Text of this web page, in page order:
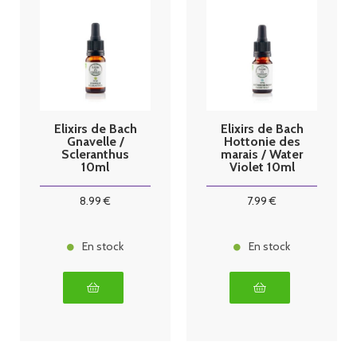
Elixirs de Bach
Gnavelle /
Scleranthus
10ml
8.99 €
En stock
Elixirs de Bach
Hottonie des
marais / Water
Violet 10ml
7.99 €
En stock